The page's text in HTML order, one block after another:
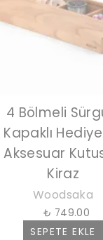
4 Bölmeli
Kapaklı
Aksesuar
Kiraz
Woodsaka
₺ 749.00
SEPETE EKLE